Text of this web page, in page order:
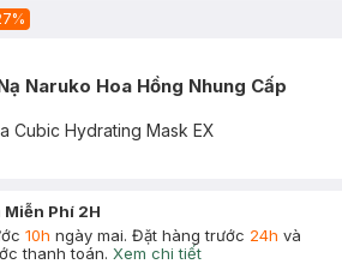
%
Naruko Hoa Hồng Nhung Cấp
Cubic Hydrating Mask EX
Miễn Phí 2H
10h ngày mai. Đặt hàng trước 24h và
thanh toán. Xem chi tiết